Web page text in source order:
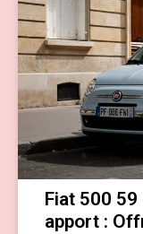
Fiat 500
apport :